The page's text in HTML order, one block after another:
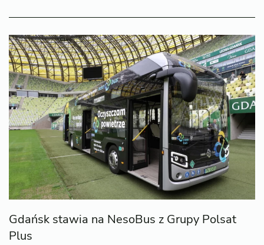
Gdańsk stawia na NesoBus z Grupy Polsat
Plus